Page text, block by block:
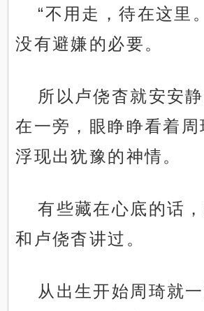
“不用走，待在这里
没有避嫌的必要。
所以卢侥杳就安安
在一旁，眼睁睁看着周
浮现出犹豫的神情。
有些藏在心底的话
和卢侥杳讲过。
从出生开始周琦就